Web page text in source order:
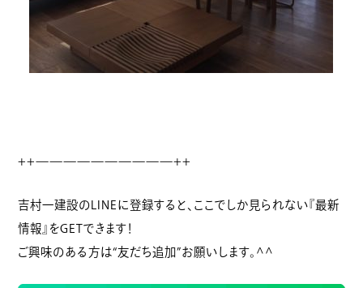
++——————————++
吉村一建設のLINEに登録すると、ここでしか見られない『最新
情報』をGETできます！
ご興味のある方は“友だち追加”お願いします。^^